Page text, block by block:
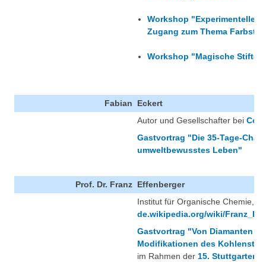
Workshop "Experimentelle
Zugang zum Thema
Workshop "Magische Stifte -
Fabian
Eckert
Autor und Gesellschafter bei
Gastvortrag "Die 35-Tage-
umweltbewusstes Leben"
Prof. Dr. Franz Effenberger
Institut für Organische Chemie,
de.wikipedia.org/wiki/
Gastvortrag "Von Diamanten
Modifikationen des
im Rahmen der 15. Stuttgarter